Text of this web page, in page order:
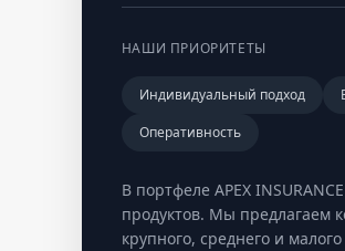
НАШИ ПРИОРИТЕТЫ
Индивидуальный подход
Оперативность
В портфеле APEX
продуктов. Мы предлагаем
крупного, среднего и